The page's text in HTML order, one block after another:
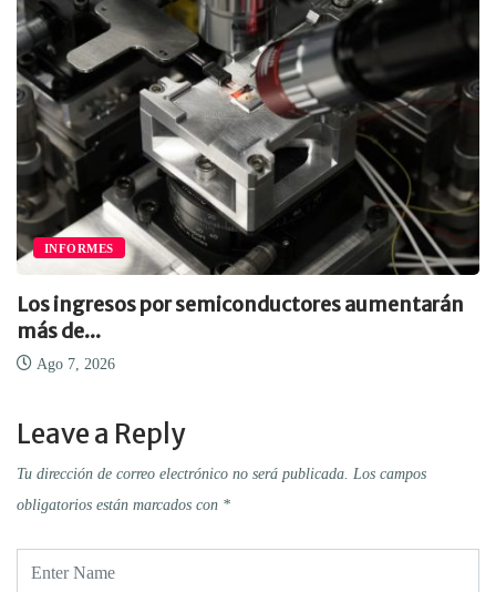
INFORMES
Los ingresos por semiconductores aumentarán
más de...
Ago 7, 2026
Leave a Reply
Tu dirección de correo electrónico no será publicada. Los campos
obligatorios están marcados con *